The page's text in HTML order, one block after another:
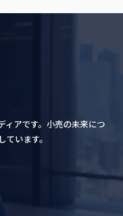
ィアです。小売の未来につ
います。